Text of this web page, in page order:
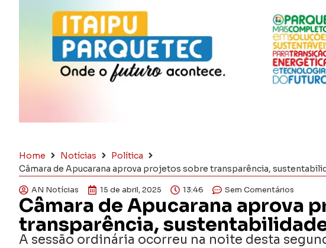
Home Notícias
Política
Câmara de Apucarana aprova projetos sobre transparência,
AN Notícias 15 de abril, 2025 13:46 Sem Comentários
Câmara de Apucarana aprova
transparência,
A sessão ordinária ocorreu na noite desta